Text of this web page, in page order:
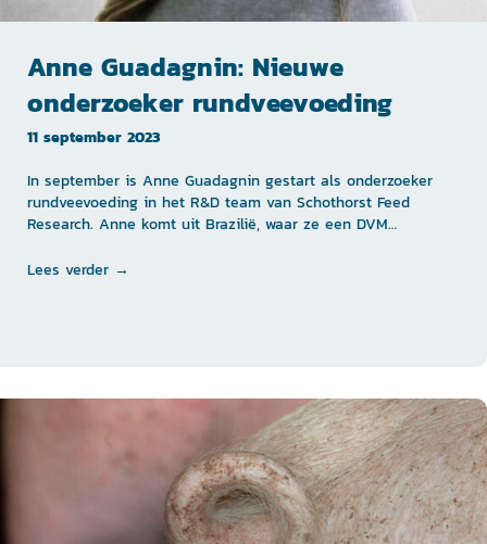
Anne Guadagnin: Nieuwe
onderzoeker rundveevoeding
11 september 2023
In september is Anne Guadagnin gestart als onderzoeker
rundveevoeding in het R&D team van Schothorst Feed
Research. Anne komt uit Brazilië, waar ze een DVM…
Lees verder →